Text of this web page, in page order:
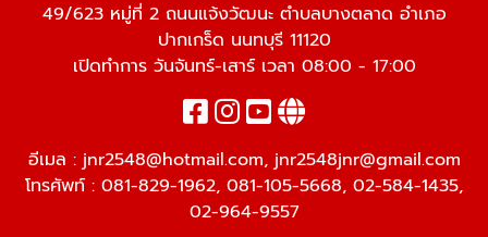
49/623 หมู่ที่ 2 ถนนแจ้งวัฒนะ ตำบลบางตลาด อำเภอ
ปากเกร็ด นนทบุรี 11120
เปิดทำการ วันจันทร์-เสาร์ เวลา 08:00 - 17:00
อีเมล : jnr2548@hotmail.com, jnr2548jnr@gmail.com
โทรศัพท์ : 081-829-1962, 081-105-5668, 02-584-1435,
02-964-9557